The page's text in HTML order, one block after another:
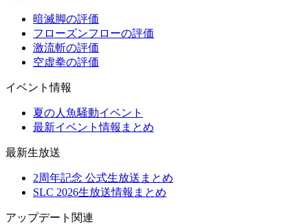
暗滅脚の評価
フローズンフローの評価
激流斬の評価
空虚拳の評価
イベント情報
夏の人魚騒動イベント
最新イベント情報まとめ
最新生放送
2周年記念 公式生放送まとめ
SLC 2026生放送情報まとめ
アップデート関連